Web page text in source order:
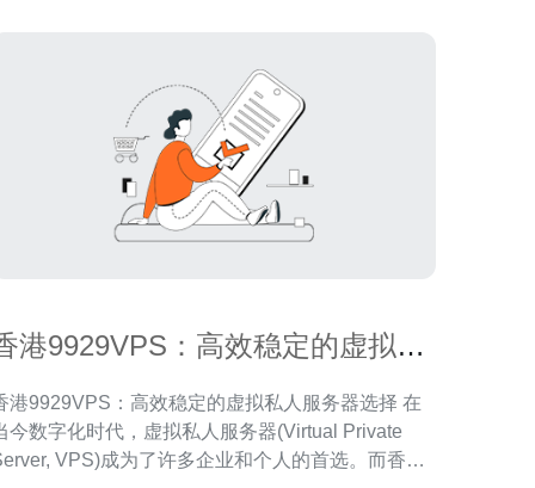
港9929VPS：高效稳定的虚拟私
港9929VPS：高效稳定的虚拟私人服务器选择 在
今数字化时代，虚拟私人服务器(Virtual Private
VPS)成为了许多企业和个人的首选。而香港